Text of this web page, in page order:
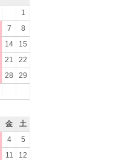
1
7
8
14
15
21
22
28
29
金
土
4
5
11
12